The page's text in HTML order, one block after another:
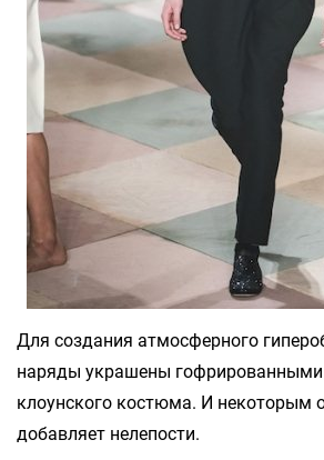
Для создания атмосферного
наряды украшены
клоунского костюма. И некоторым
добавляет нелепости.